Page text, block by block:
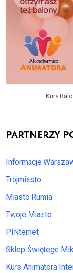
Kurs
PARTNERZY
Informacje
Trójmiasto
Miasto Rumia
Twoje Miasto
PINternet
Sklep Świętego
Kurs Animatora